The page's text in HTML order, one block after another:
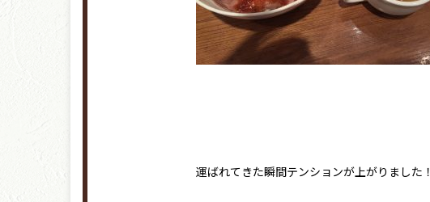
運ばれてきた瞬間テンションが上がりました